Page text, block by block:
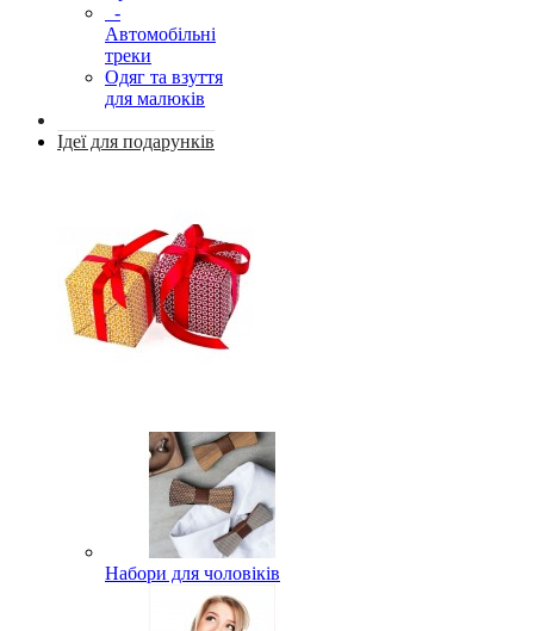
-
Автомобільні
треки
Одяг та взуття
для малюків
Ідеї для подарунків
Набори для чоловіків